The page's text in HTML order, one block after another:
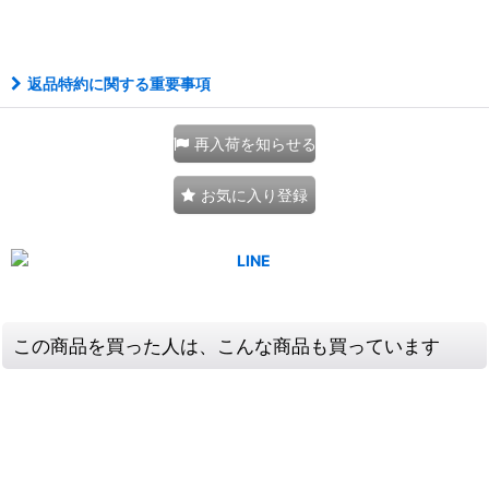
返品特約に関する重要事項
再入荷を知らせる
お気に入り登録
この商品を買った人は、こんな商品も買っています